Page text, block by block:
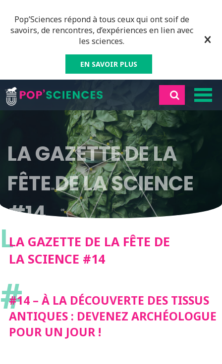
Pop’Sciences répond à tous ceux qui ont soif de
savoirs, de rencontres, d’expériences en lien avec
les sciences.
EN SAVOIR PLUS
LA GAZETTE DE LA
FÊTE DE LA SCIENCE
#14
LLA GAZETTE DE LA FÊTE DE
LA SCIENCE #14
#
#14 – À LA DÉCOUVERTE DES TISSUS
ANTIQUES : DEVENEZ ARCHÉOLOGUE
POUR UN JOUR !